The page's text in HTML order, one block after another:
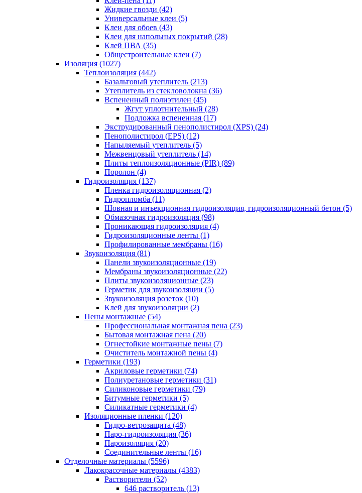
Жидкие гвозди (42)
Универсальные клеи (5)
Клеи для обоев (43)
Клеи для напольных покрытий (28)
Клей ПВА (35)
Общестроительные клеи (7)
Изоляция (1027)
Теплоизоляция (442)
Базальтовый утеплитель (213)
Утеплитель из стекловолокна (36)
Вспененный полиэтилен (45)
Жгут уплотнительный (28)
Подложка вспененная (17)
Экструдированный пенополистирол (XPS) (24)
Пенополистирол (EPS) (12)
Напыляемый утеплитель (5)
Межвенцовый утеплитель (14)
Плиты теплоизоляционные (PIR) (89)
Поролон (4)
Гидроизоляция (137)
Пленка гидроизоляционная (2)
Гидропломба (11)
Шовная и инъекционная гидроизоляция, гидроизоляционный бетон (5)
Обмазочная гидроизоляция (98)
Проникающая гидроизоляция (4)
Гидроизоляционные ленты (1)
Профилированные мембраны (16)
Звукоизоляция (81)
Панели звукоизоляционные (19)
Мембраны звукоизоляционные (22)
Плиты звукоизоляционные (23)
Герметик для звукоизоляции (5)
Звукоизоляция розеток (10)
Клей для звукоизоляции (2)
Пены монтажные (54)
Профессиональная монтажная пена (23)
Бытовая монтажная пена (20)
Огнестойкие монтажные пены (7)
Очиститель монтажной пены (4)
Герметики (193)
Акриловые герметики (74)
Полиуретановые герметики (31)
Силиконовые герметики (79)
Битумные герметики (5)
Силикатные герметики (4)
Изоляционные пленки (120)
Гидро-ветрозащита (48)
Паро-гидроизоляция (36)
Пароизоляция (20)
Соединительные ленты (16)
Отделочные материалы (5596)
Лакокрасочные материалы (4383)
Растворители (52)
646 растворитель (13)